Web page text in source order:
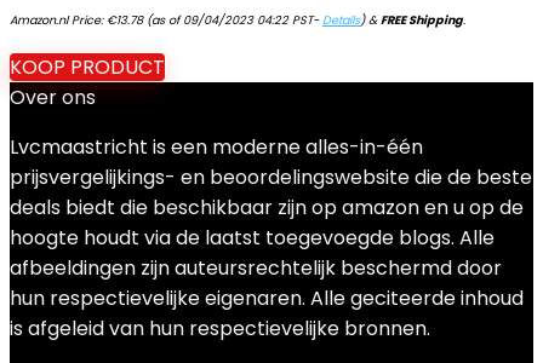
Amazon.nl Price: €13.78(as of 09/04/2023 04:22 PST-Details)&FREE Shipping.
KOOP PRODUCT
Over ons
Lvcmaastricht is een moderne alles-in-één
prijsvergelijkings- en beoordelingswebsite die de beste
deals biedt die beschikbaar zijn op amazon en u op de
hoogte houdt via de laatst toegevoegde blogs. Alle
afbeeldingen zijn auteursrechtelijk beschermd door
hun respectievelijke eigenaren. Alle geciteerde inhoud
is afgeleid van hun respectievelijke bronnen.